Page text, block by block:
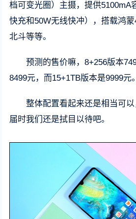
档可变光圈）主摄，提供5100mA
快充和50W无线快冲），搭载鸿
北斗等等。
预测的售价嘛，8+256版本
8499元，而15+1TB版本是9999元。
整体配置看起来还是相当可以
届时我们还是拭目以待吧。